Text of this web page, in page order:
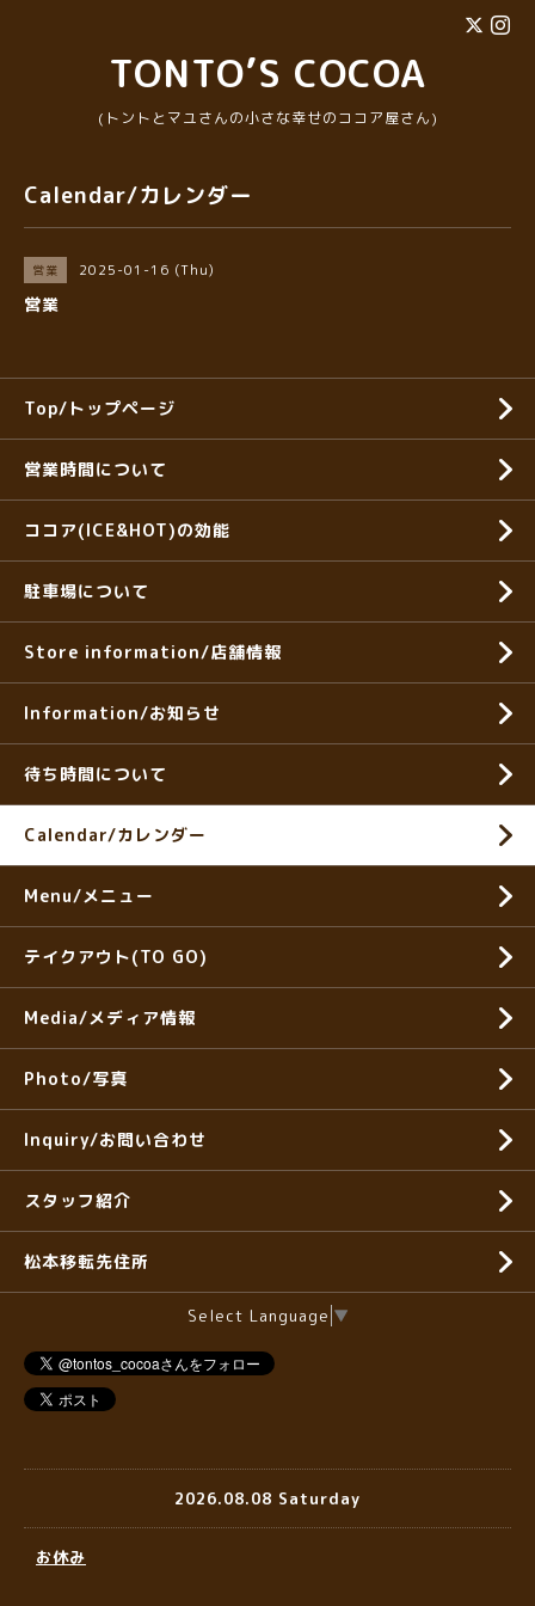
TONTO’S COCOA
(トントとマユさんの小さな幸せのココア屋さん)
Calendar/カレンダー
営業 2025-01-16 (Thu)
営業
Top/トップページ
営業時間について
ココア(ICE&HOT)の効能
駐車場について
Store information/店舗情報
Information/お知らせ
待ち時間について
Calendar/カレンダー
Menu/メニュー
テイクアウト(TO GO)
Media/メディア情報
Photo/写真
Inquiry/お問い合わせ
スタッフ紹介
松本移転先住所
Select Language ▼
2026.08.08 Saturday
お休み